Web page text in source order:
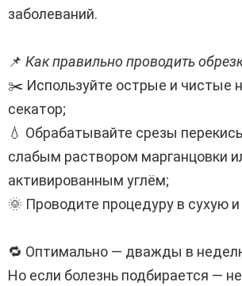
заболеваний.
📌 Как правильно проводить
✂️ Используйте острые и чистые
секатор;
💧 Обрабатывайте срезы
слабым раствором марганцовки
активированным углём;
🌞 Проводите процедуру в сухую
🔁 Оптимально — дважды в
Но если болезнь подбирается —